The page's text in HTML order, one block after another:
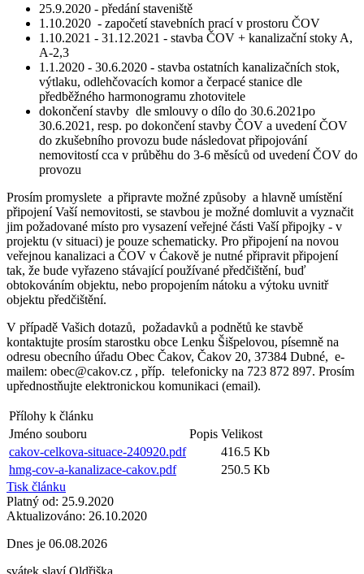
25.9.2020 - předání staveniště
1.10.2020 - započetí stavebních prací v prostoru ČOV
1.10.2021 - 31.12.2021 - stavba ČOV + kanalizační stoky A,
A-2,3
1.1.2020 - 30.6.2020 - stavba ostatních kanalizačních stok,
výtlaku, odlehčovacích komor a čerpacé stanice dle
předběžného harmonogramu zhotovitele
dokončení stavby dle smlouvy o dílo do 30.6.2021po
30.6.2021, resp. po dokončení stavby ČOV a uvedení ČOV
do zkušebního provozu bude následovat připojování
nemovitostí cca v průběhu do 3-6 měsíců od uvedení ČOV do
provozu
Prosím promyslete a připravte možné způsoby a hlavně umístění
připojení Vaší nemovitosti, se stavbou je možné domluvit a vyznačit
jim požadované místo pro vysazení veřejné části Vaší připojky - v
projektu (v situaci) je pouze schematicky. Pro připojení na novou
veřejnou kanalizaci a ČOV v Ćakově je nutné připravit připojení
tak, že bude vyřazeno stávající používané předčištění, buď
obtokováním objektu, nebo propojením nátoku a výtoku uvnitř
objektu předčištění.
V případě Vašich dotazů, požadavků a podnětů ke stavbě
kontaktujte prosím starostku obce Lenku Šišpelovou, písemně na
odresu obecního úřadu Obec Čakov, Čakov 20, 37384 Dubné, e-
mailem: obec@cakov.cz , příp. telefonicky na 723 872 897. Prosím
upřednostňujte elektronickou komunikaci (email).
Přílohy k článku
Jméno souboru
Popis Velikost
cakov-celkova-situace-240920.pdf
416.5 Kb
hmg-cov-a-kanalizace-cakov.pdf
250.5 Kb
Tisk článku
Platný od: 25.9.2020
Aktualizováno: 26.10.2020
Dnes je 06.08.2026
svátek slavíOldřiška